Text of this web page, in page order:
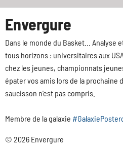
Envergure
Dans le monde du Basket... Analyse
tous horizons : universitaires aux
chez les jeunes, championnats
épater vos amis lors de la prochaine
saucisson n'est pas compris.
Membre de la galaxie
© 2026 Envergure